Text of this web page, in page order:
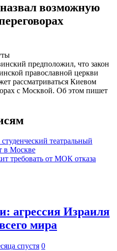
возможную
предположил, что закон
православной церкви
рассматриваться Киевом
с Москвой. Об этом пишет
театральный
в Москве
требовать от МОК отказа
агрессия Израиля
мира
спустя 0